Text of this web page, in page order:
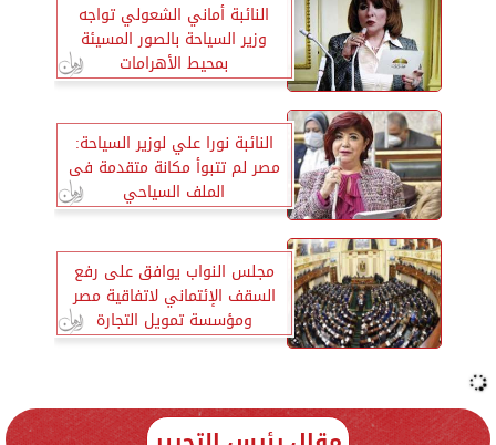
النائبة أماني الشعولي تواجه
وزير السياحة بالصور المسيئة
بمحيط الأهرامات
النائبة نورا علي لوزير السياحة:
مصر لم تتبوأ مكانة متقدمة فى
الملف السياحي
مجلس النواب يوافق على رفع
السقف الإئتماني لاتفاقية مصر
ومؤسسة تمويل التجارة